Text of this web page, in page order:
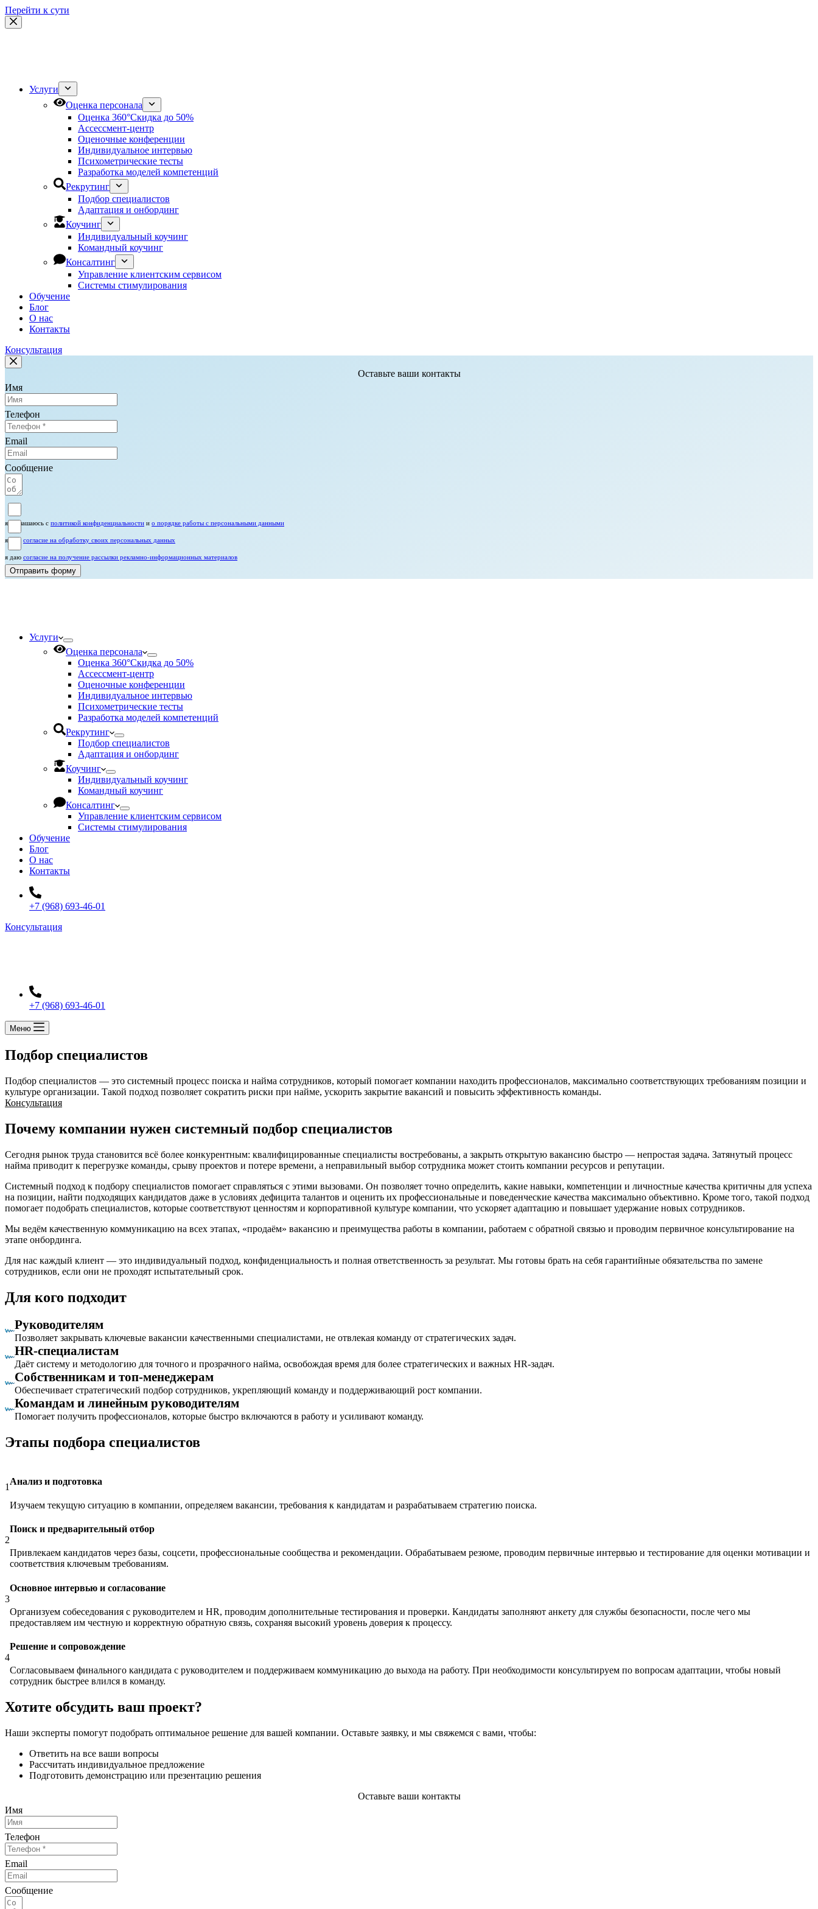
Перейти к сути
Услуги
Оценка персонала
Оценка 360°Скидка до 50%
Ассессмент-центр
Оценочные конференции
Индивидуальное интервью
Психометрические тесты
Разработка моделей компетенций
Рекрутинг
Подбор специалистов
Адаптация и онбординг
Коучинг
Индивидуальный коучинг
Командный коучинг
Консалтинг
Управление клиентским сервисом
Системы стимулирования
Обучение
Блог
О нас
Контакты
Консультация
Оставьте ваши контакты
Имя
Телефон
Email
Сообщение
я соглашаюсь с политикой конфиденциальности и о порядке работы с персональными данными
я даю согласие на обработку своих персональных данных
я даю согласие на получение рассылки рекламно-информационных материалов
Отправить форму
Услуги
Оценка персонала
Оценка 360°Скидка до 50%
Ассессмент-центр
Оценочные конференции
Индивидуальное интервью
Психометрические тесты
Разработка моделей компетенций
Рекрутинг
Подбор специалистов
Адаптация и онбординг
Коучинг
Индивидуальный коучинг
Командный коучинг
Консалтинг
Управление клиентским сервисом
Системы стимулирования
Обучение
Блог
О нас
Контакты
+7 (968) 693-46-01
Консультация
+7 (968) 693-46-01
Меню
Подбор специалистов
Подбор специалистов — это системный процесс поиска и найма сотрудников, который помогает компании находить профессионалов, максимально соответствующих требованиям позиции и
культуре организации. Такой подход позволяет сократить риски при найме, ускорить закрытие вакансий и повысить эффективность команды.
Консультация
Почему компании нужен системный подбор специалистов
Сегодня рынок труда становится всё более конкурентным: квалифицированные специалисты востребованы, а закрыть открытую вакансию быстро — непростая задача. Затянутый процесс
найма приводит к перегрузке команды, срыву проектов и потере времени, а неправильный выбор сотрудника может стоить компании ресурсов и репутации.
Системный подход к подбору специалистов помогает справляться с этими вызовами. Он позволяет точно определить, какие навыки, компетенции и личностные качества критичны для успеха
на позиции, найти подходящих кандидатов даже в условиях дефицита талантов и оценить их профессиональные и поведенческие качества максимально объективно. Кроме того, такой подход
помогает подобрать специалистов, которые соответствуют ценностям и корпоративной культуре компании, что ускоряет адаптацию и повышает удержание новых сотрудников.
Мы ведём качественную коммуникацию на всех этапах, «продаём» вакансию и преимущества работы в компании, работаем с обратной связью и проводим первичное консультирование на
этапе онбординга.
Для нас каждый клиент — это индивидуальный подход, конфиденциальность и полная ответственность за результат. Мы готовы брать на себя гарантийные обязательства по замене
сотрудников, если они не проходят испытательный срок.
Для кого подходит
Руководителям
Позволяет закрывать ключевые вакансии качественными специалистами, не отвлекая команду от стратегических задач.
HR-специалистам
Даёт систему и методологию для точного и прозрачного найма, освобождая время для более стратегических и важных HR-задач.
Собственникам и топ-менеджерам
Обеспечивает стратегический подбор сотрудников, укрепляющий команду и поддерживающий рост компании.
Командам и линейным руководителям
Помогает получить профессионалов, которые быстро включаются в работу и усиливают команду.
Этапы подбора специалистов
1
Анализ и подготовка
Изучаем текущую ситуацию в компании, определяем вакансии, требования к кандидатам и разрабатываем стратегию поиска.
2
Поиск и предварительный отбор
Привлекаем кандидатов через базы, соцсети, профессиональные сообщества и рекомендации. Обрабатываем резюме, проводим первичные интервью и тестирование для оценки мотивации и
соответствия ключевым требованиям.
3
Основное интервью и согласование
Организуем собеседования с руководителем и HR, проводим дополнительные тестирования и проверки. Кандидаты заполняют анкету для службы безопасности, после чего мы
предоставляем им честную и корректную обратную связь, сохраняя высокий уровень доверия к процессу.
4
Решение и сопровождение
Согласовываем финального кандидата с руководителем и поддерживаем коммуникацию до выхода на работу. При необходимости консультируем по вопросам адаптации, чтобы новый
сотрудник быстрее влился в команду.
Хотите обсудить ваш проект?
Наши эксперты помогут подобрать оптимальное решение для вашей компании. Оставьте заявку, и мы свяжемся с вами, чтобы:
Ответить на все ваши вопросы
Рассчитать индивидуальное предложение
Подготовить демонстрацию или презентацию решения
Оставьте ваши контакты
Имя
Телефон
Email
Сообщение